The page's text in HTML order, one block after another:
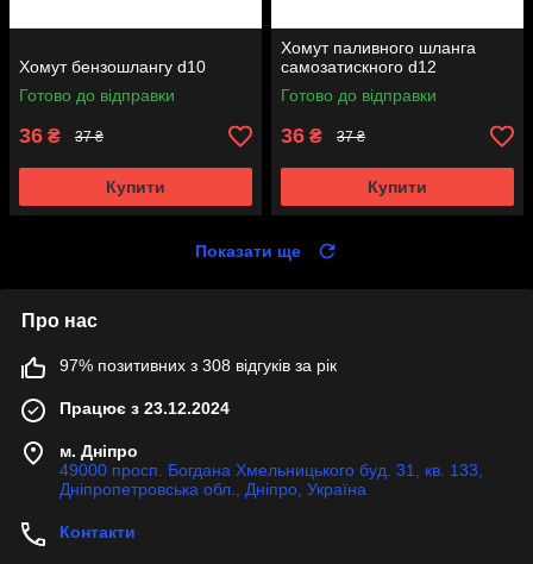
Хомут бензошлангу d10
Готово до відправки
36 ₴ 37 ₴
Купити
Хомут паливного шланга
самозатискного d12
Готово до відправки
36 ₴ 37 ₴
Купити
Показати ще
Про нас
97% позитивних з 308 відгуків за рік
Працює з 23.12.2024
м. Дніпро
49000 просп. Богдана Хмельницького буд. 31, кв. 133,
Дніпропетровська обл., Дніпро, Україна
Контакти